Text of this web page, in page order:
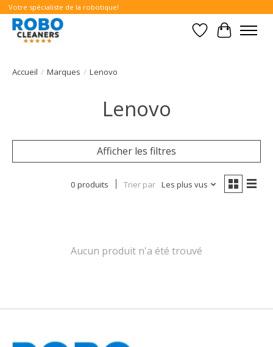
Votre spécialiste de la robotique!
Liste dePanier
Accueil / Marques / Lenovo
Lenovo
Afficher les filtres
0 produits Trier par Les plus vus
Aucun produit n'a été trouvé